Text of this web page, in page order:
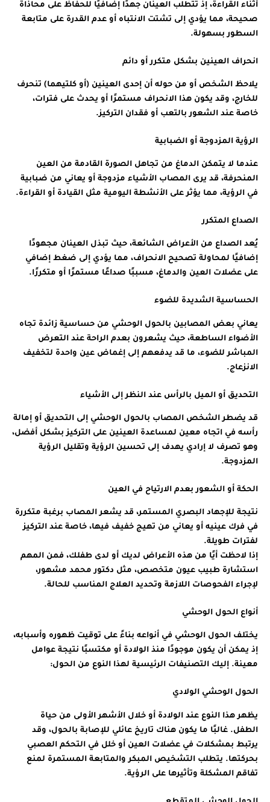
أثناء القراءة، إذ تتطلب العينان جهدًا إضافيًا للحفاظ على محاذاة
صحيحة، مما يؤدي إلى تشتت الانتباه أو عدم القدرة على متابعة
السطور بسهولة.
انحراف العينين بشكل متكرر أو دائم
يلاحظ الشخص أو من حوله أن إحدى العينين (أو كلتيهما) تنحرف
للخارج، وقد يكون هذا الانحراف مستمرًا أو يحدث على فترات،
خاصة عند الشعور بالتعب أو فقدان التركيز.
الرؤية المزدوجة أو الضبابية
عندما لا يتمكن الدماغ من تجاهل الصورة القادمة من العين
المنحرفة، قد يرى المصاب الأشياء مزدوجة أو يعاني من ضبابية
في الرؤية، مما يؤثر على الأنشطة اليومية مثل القيادة أو القراءة.
الصداع المتكرر
يُعد الصداع من الأعراض الشائعة، حيث تبذل العينان مجهودًا
إضافيًا لمحاولة تصحيح الانحراف، مما يؤدي إلى ضغط إضافي
على عضلات العين والدماغ، مسببًا صداعًا مستمرًا أو متكررًا.
الحساسية الشديدة للضوء
يعاني بعض المصابين بالحول الوحشي من حساسية زائدة تجاه
الأضواء الساطعة، حيث يشعرون بعدم الراحة عند التعرض
المباشر للضوء، ما قد يدفعهم إلى إغماض عين واحدة لتخفيف
الانزعاج.
التحديق أو الميل بالرأس عند النظر إلى الأشياء
قد يضطر الشخص المصاب بالحول الوحشي إلى التحديق أو إمالة
رأسه في اتجاه معين لمساعدة العينين على التركيز بشكل أفضل،
وهو تصرف لا إرادي يهدف إلى تحسين الرؤية وتقليل الرؤية
المزدوجة.
الحكة أو الشعور بعدم الارتياح في العين
نتيجة للإجهاد البصري المستمر، قد يشعر المصاب برغبة متكررة
في فرك عينيه أو يعاني من تهيج خفيف فيها، خاصة عند التركيز
لفترات طويلة.
إذا لاحظت أيًا من هذه الأعراض لديك أو لدى طفلك، فمن المهم
استشارة طبيب عيون متخصص، مثل دكتور محمد مشهور،
لإجراء الفحوصات اللازمة وتحديد العلاج المناسب للحالة.
أنواع الحول الوحشي
يختلف الحول الوحشي في أنواعه بناءً على توقيت ظهوره وأسبابه،
إذ يمكن أن يكون موجودًا منذ الولادة أو مكتسبًا نتيجة عوامل
معينة. إليك التصنيفات الرئيسية لهذا النوع من الحول:
الحول الوحشي الولادي
يظهر هذا النوع عند الولادة أو خلال الأشهر الأولى من حياة
الطفل. غالبًا ما يكون هناك تاريخ عائلي للإصابة بالحول، وقد
يرتبط بمشكلات في عضلات العين أو خلل في التحكم العصبي
بحركتها. يتطلب التشخيص المبكر والمتابعة المستمرة لمنع
تفاقم المشكلة وتأثيرها على الرؤية.